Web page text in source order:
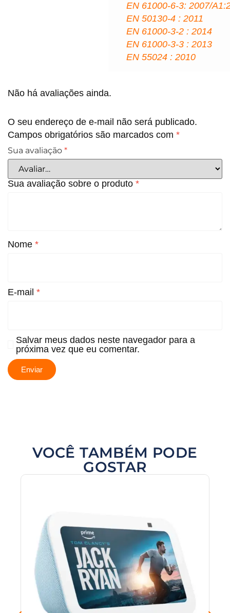
EN 61000-6-3: 2007/
EN 50130-4 : 2011
EN 61000-3-2 : 2014
EN 61000-3-3 : 2013
EN 55024 : 2010
Não há avaliações ainda.
O seu endereço de e-mail não será publicado.
Campos obrigatórios são marcados com *
Sua avaliação *
Sua avaliação sobre o produto *
Nome *
E-mail *
Salvar meus dados neste navegador para a
próxima vez que eu comentar.
VOCÊ TAMBÉM PODE
GOSTAR